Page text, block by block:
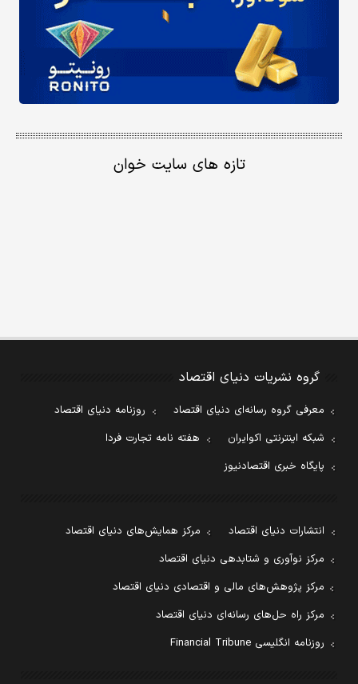
تازه های سایت خوان
گروه نشریات دنیای اقتصاد
معرفی گروه رسانه‌ای دنیای اقتصاد
روزنامه دنیای اقتصاد
شبکه اینترنتی اکوایران
هفته نامه تجارت فردا
پایگاه خبری اقتصادنیوز
انتشارات دنیای اقتصاد
مرکز همایش‌های دنیای اقتصاد
مرکز نوآوری و شتابدهی دنیای اقتصاد
مرکز پژوهش‌های مالی و اقتصادی دنیای اقتصاد
مرکز راه حل‌های رسانه‌ای دنیای اقتصاد
روزنامه انگلیسی Financial Tribune